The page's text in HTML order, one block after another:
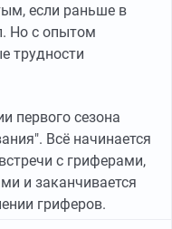
если раньше в
Но с опытом
трудности
первого сезона
Всё начинается
с гриферами,
и заканчивается
гриферов.